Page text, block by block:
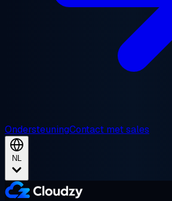
OndersteuningContact met sales
NL